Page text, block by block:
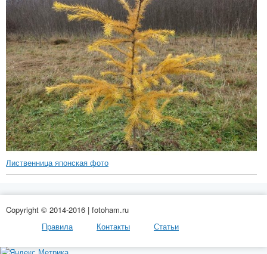
Лиственница японская фото
Copyright © 2014-2016 | fotoham.ru
Правила
Контакты Статьи